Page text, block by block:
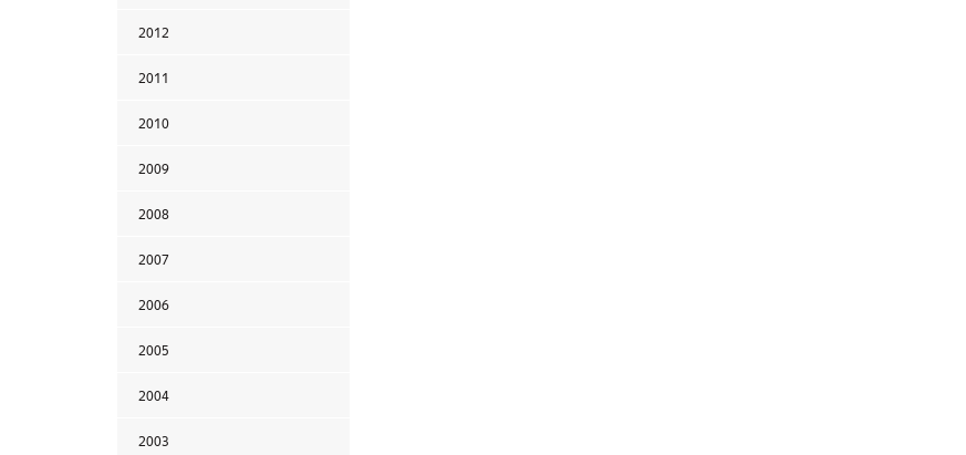
2012
2011
2010
2009
2008
2007
2006
2005
2004
2003